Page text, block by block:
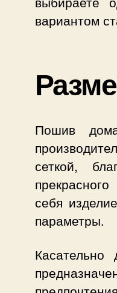
вариантом
Пошив
сеткой,
себя
параметры.
Касательно